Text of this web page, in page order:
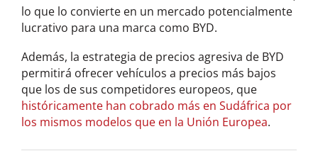
lo que lo convierte en un mercado potencialmente
lucrativo para una marca como BYD.
Además, la estrategia de precios agresiva de BYD
permitirá ofrecer vehículos a precios más bajos
que los de sus competidores europeos, que
históricamente han cobrado más en Sudáfrica por
los mismos modelos que en la Unión Europea.